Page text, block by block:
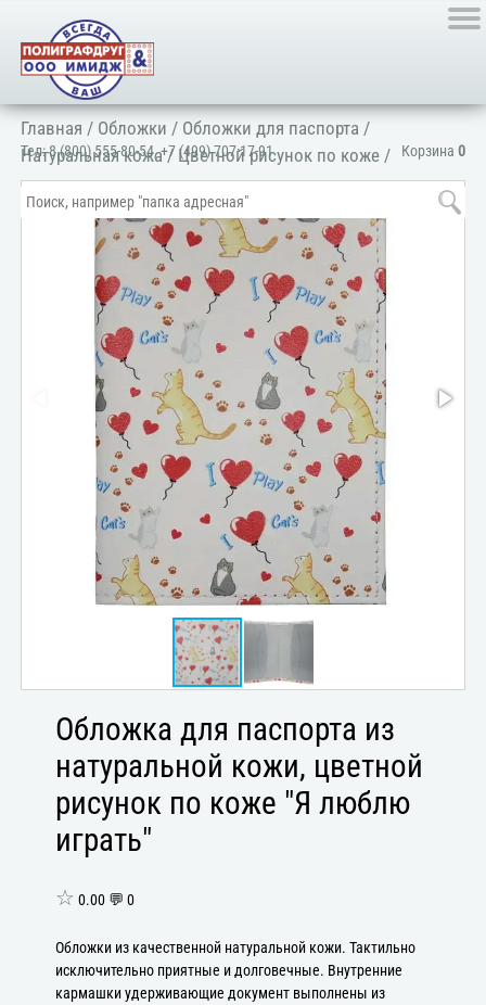
Корзина 0
Тел:8 (800) 555-80-54,+7 (499) 707-17-91
Главная / Обложки / Обложки для паспорта /
Натуральная кожа/ Цветной рисунок по коже /
Обложка для паспорта из
натуральной кожи, цветной
рисунок по коже "Я люблю
играть"
☆ 0.00 💬 0
Обложки из качественной натуральной кожи. Тактильно
исключительно приятные и долговечные. Внутренние
кармашки удерживающие документ выполнены из